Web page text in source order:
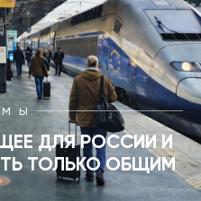
ДЛЯ РОССИИ И
ТОЛЬКО ОБЩИМ